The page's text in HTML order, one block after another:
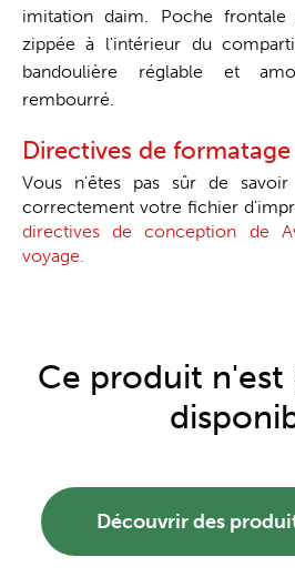
imitation daim. Poche
zippée à l'intérieur du
bandoulière réglable et
rembourré.
Directives de formatage
Vous n'êtes pas sûr de
correctement votre fichier
directives de conception de
voyage.
Ce produit n'est
Découvrir des